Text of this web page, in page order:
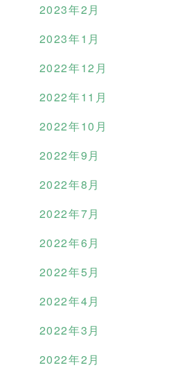
2023年2月
2023年1月
2022年12月
2022年11月
2022年10月
2022年9月
2022年8月
2022年7月
2022年6月
2022年5月
2022年4月
2022年3月
2022年2月